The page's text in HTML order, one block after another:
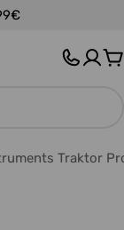
Traktor